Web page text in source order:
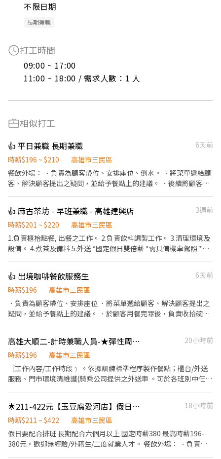
不限日期
長期兼職
打工時間
09:00 ~ 17:00
11:00 ~ 18:00 / 需求人數：1 人
相似打工
👍 平日兼職 長期兼職
6天前
時薪$196 ~ $210
高雄市三民區
餐飲外場： ．負責為顧客帶位、安排座位、倒水。 ．將菜單遞給顧
客、解決顧客提出之疑問，並給予餐點上的建議。 ．後續將顧客點
負責結帳、收銀等工作。 餐飲內場： ．擔任廚師的助手，處理烹飪
前與烹飪中之準備工作與其他餐廳相關事務。 ．負責洗、剝、削、
切各種食材。 ．負責清理工作環境、設備和餐具。 ．準備不同餐點
所需要的食材。 ．協助測量食材的容量與重量。 ．負責擺盤、打包
👍 麻古茶坊 - 早班兼職 - 高雄建興店
3週前
時薪$201 ~ $220
高雄市三民區
1.負責櫃枱點餐, 出餐之工作。 2.負責飲料調製工作。 3.清理環境及
設備。 4.煮茶及備料 5.外送 *國定假日雙倍薪 *需具備機車駕照 *平
👍 出境咖啡餐飲服務生
6天前
時薪$196
高雄市三民區
．負責為顧客帶位、安排座位 ．將菜單遞給顧客、解決顧客提出之
疑問，並給予餐點上的建議。 ．於顧客用餐完畢後，負責收拾碗盤
量與重量。 ．負責擺盤、打包外帶服務。高雄大順二-計時兼職人員-★彈性周排班★
20小時前
時薪$196
高雄市三民區
〔工作內容/工作時段﹞ 。依據訓練標準程序製作餐點；櫃台/外送
服務、門市環境清維護(騎乘公司提供之外送車 。可於各班別中任選
後 ◆ 早、晚班津貼：23:00-07:00（每小時享有50-80元津貼 ◆ 健
檢：任職滿一年起，公司提供年度健檢照顧你的健康 ◆ 保險：除
勞、健、勞退外，公司更為你投保團保維護你的安全 ◆ 員工用餐折
扣：兼職夥伴當日任職滿4小時，即享有85折員購折扣；組長當日任
職每四小時享有乙餐員餐 ◆ 生日/節慶禮卷： 你生日我慶祝，生日
🌟211-422元【玉豆腐愛河店】假日兼職
18小時前
時薪$211 ~ $422
高雄市三民區
假日要配合排班 長期配合六個月以上 國定時薪380 最高時薪196-
380元。歡迎無經驗/外籍生/二度就業人才。 餐飲外場： ．負責為